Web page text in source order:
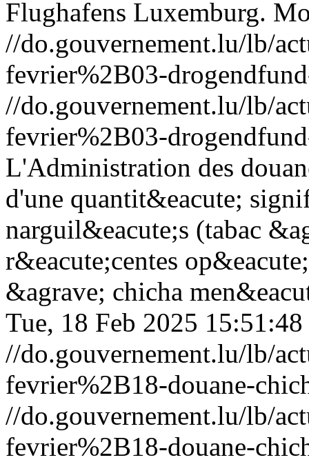
Flughafens Luxemburg.
//do.gouvernement.lu/lb/
fevrier%2B03-
//do.gouvernement.lu/lb/
fevrier%2B03-
L'Administration des
d'une quantit&eacute;
narguil&eacute;s (tabac
r&eacute;centes
&agrave; chicha
Tue, 18 Feb 2025
//do.gouvernement.lu/lb/
fevrier%2B18-douane-
//do.gouvernement.lu/lb/
fevrier%2B18-douane-